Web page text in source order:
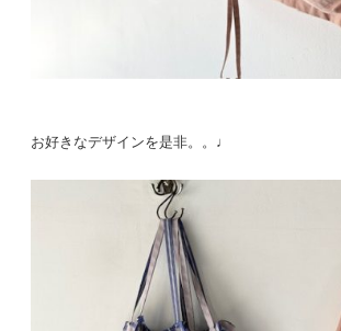
お好きなデザインを是非。。♩